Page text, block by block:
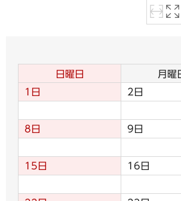
日曜日 月曜
1日
2日
8日 9日
15日 16日